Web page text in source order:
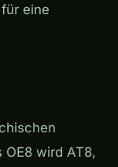
eine
OE8 wird AT8,